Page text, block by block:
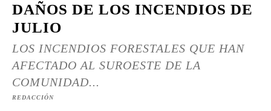
DAÑOS DE LOS INCENDIOS DE
JULIO
LOS INCENDIOS FORESTALES QUE HAN
AFECTADO AL SUROESTE DE LA
COMUNIDAD...
REDACCIÓN